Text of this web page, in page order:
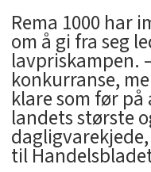
Rema 1000 har
om å gi fra seg
lavpriskampen.
konkurranse,
klare som før på
landets største
til